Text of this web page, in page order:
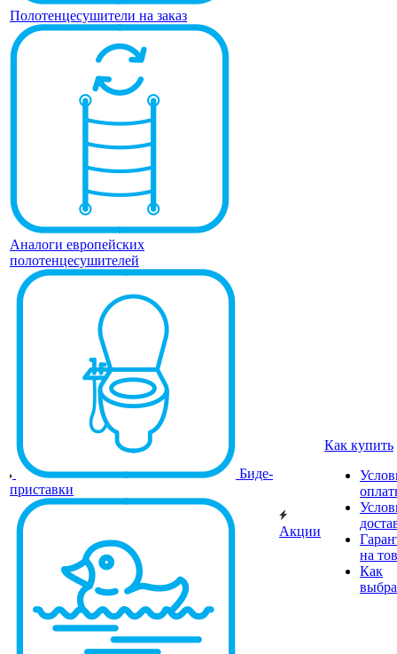
Полотенцесушители на заказ
Аналоги европейских
полотенцесушителей
Биде-
приставки
Акции
Как купить
на
Как